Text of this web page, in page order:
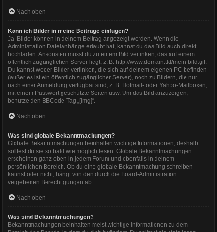
Nach oben
Kann ich Bilder in meine Beiträge einfügen?
Ja, Bilder können in deinem Beitrag angezeigt werden. Wenn die
Administration Dateianhänge erlaubt hat, kannst du das Bild auch direkt
hochladen. Ansonsten musst du zu einem Bild verlinken, das auf einem
öffentlich zugänglichen Server liegt, z. B. http://www.domain.tld/mein-bild.gif.
Du kannst weder Bilder verlinken, die sich auf deinem eigenen PC befinden
(außer es ist ein öffentlich zugänglicher Server), noch zu Bildern, die nur
nach einer Anmeldung verfügbar sind, z. B. Hotmail- oder Yahoo-Mailboxen,
mit einem Passwort geschützte Seiten usw. Um das Bild anzuzeigen,
benutze den BBCode-Tag „[img]“.
Nach oben
Was sind globale Bekanntmachungen?
Globale Bekanntmachungen beinhalten wichtige Informationen, deshalb
solltest du sie so bald wie möglich lesen. Globale Bekanntmachungen
erscheinen ganz oben in jedem Forum und ebenfalls in deinem
persönlichen Bereich. Ob du eine globale Bekanntmachung schreiben
kannst oder nicht, hängt von den durch die Board-Administration
vergebenen Berechtigungen ab.
Nach oben
Was sind Bekanntmachungen?
Bekanntmachungen beinhalten meist wichtige Informationen zu dem